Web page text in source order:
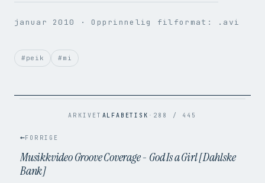
720 × 576
LYDKODEK
BITRATE
OPPRINNELIG .avi → .mp4
januar 2010 · Opprinnelig filformat: .avi
#peik #mi
ARKIVET ALFABETISK · 288 / 445
←FORRIGE
Musikkvideo Groove Coverage - God Is a Girl [Dahlske
Bank]